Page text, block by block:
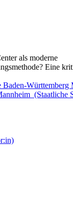
als moderne
Eine
Baden-Württemberg
(Staatliche